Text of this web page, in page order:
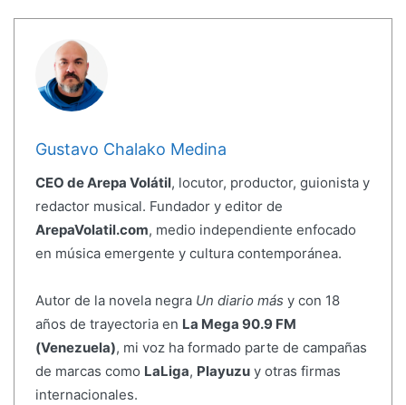
Gustavo Chalako Medina
CEO de Arepa Volátil, locutor, productor, guionista y
redactor musical. Fundador y editor de
ArepaVolatil.com, medio independiente enfocado
en música emergente y cultura contemporánea.
Autor de la novela negra Un diario más y con 18
años de trayectoria en La Mega 90.9 FM
(Venezuela), mi voz ha formado parte de campañas
de marcas como LaLiga, Playuzuy otras firmas
internacionales.